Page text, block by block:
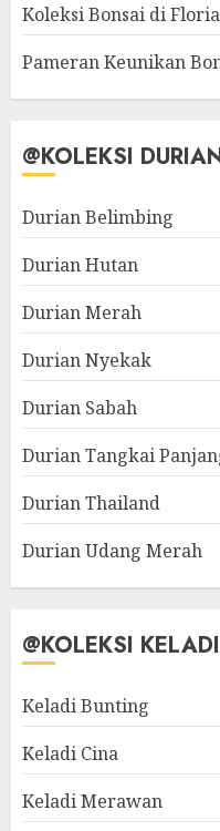
Koleksi Bonsai di
Pameran Keunikan
@KOLEKSI
Durian Belimbing
Durian Hutan
Durian Merah
Durian Nyekak
Durian Sabah
Durian Tangkai
Durian Thailand
Durian Udang Merah
@KOLEKSI KELADI
Keladi Bunting
Keladi Cina
Keladi Merawan